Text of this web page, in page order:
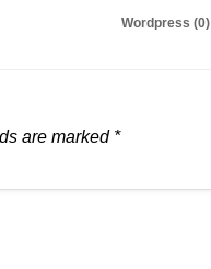
Wordpress (0)
are marked *